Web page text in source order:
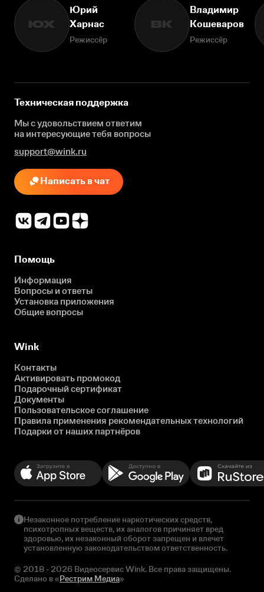
ЮХ
Юрий
Харнас
Режиссёр
ВК
Владимир
Кошеваров
Режиссёр
Техническая поддержка
Мы с удовольствием ответим
на интересующиетебя вопросы
support@wink.ru
Написать в чат
Помощь
Информация
Вопросы и ответы
Установка приложения
Общие вопросы
Wink
Контакты
Активировать промокод
Подарочный сертификат
Документы
Пользовательское соглашение
Правила применения рекомендательных технологий
Подарки от наших партнёров
Незаконное потребление наркотических средств,
психотропных веществ, их аналогов причиняет вред
здоровью, их незаконный оборот запрещен и влечет
установленную законодательством ответственность.
© 2018 - 2026 Видеосервис Wink. Все права защищены.
Сделано в «Рестрим Медиа»